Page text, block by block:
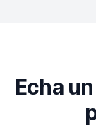
Echa